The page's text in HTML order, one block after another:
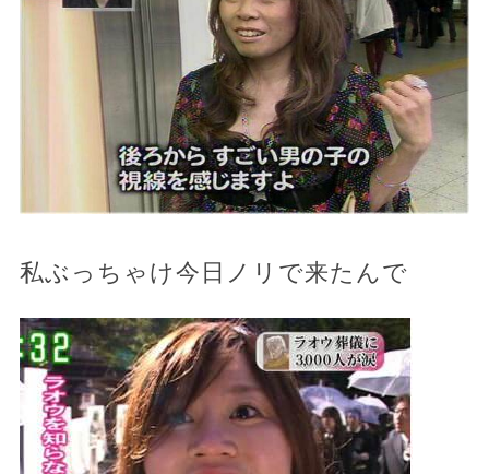
私ぶっちゃけ今日ノリで来たんで